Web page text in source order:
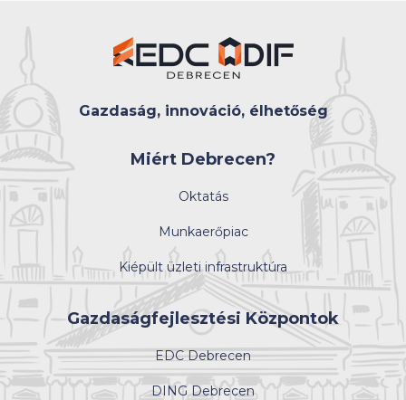
Gazdaság, innováció, élhetőség
Miért Debrecen?
Oktatás
Munkaerőpiac
Kiépült üzleti infrastruktúra
Gazdaságfejlesztési Központok
EDC Debrecen
DING Debrecen